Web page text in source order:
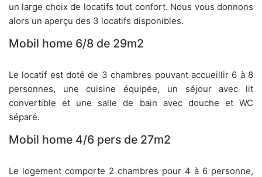
un large choix de locatifs tout confort. Nous vous donnons
alors un aperçu des 3 locatifs disponibles.
Mobil home 6/8 de 29m2
Le locatif est doté de 3 chambres pouvant accueillir 6 à 8
personnes, une cuisine équipée, un séjour avec lit
convertible et une salle de bain avec douche et WC
séparé.
Mobil home 4/6 pers de 27m2
Le logement comporte 2 chambres pour 4 à 6 personne,